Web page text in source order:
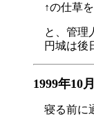
↑の仕草を
と、管理
円城は後
1999年10
寝る前に